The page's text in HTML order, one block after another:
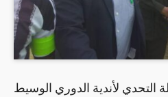
التحدي لأندية الدوري الوسيط